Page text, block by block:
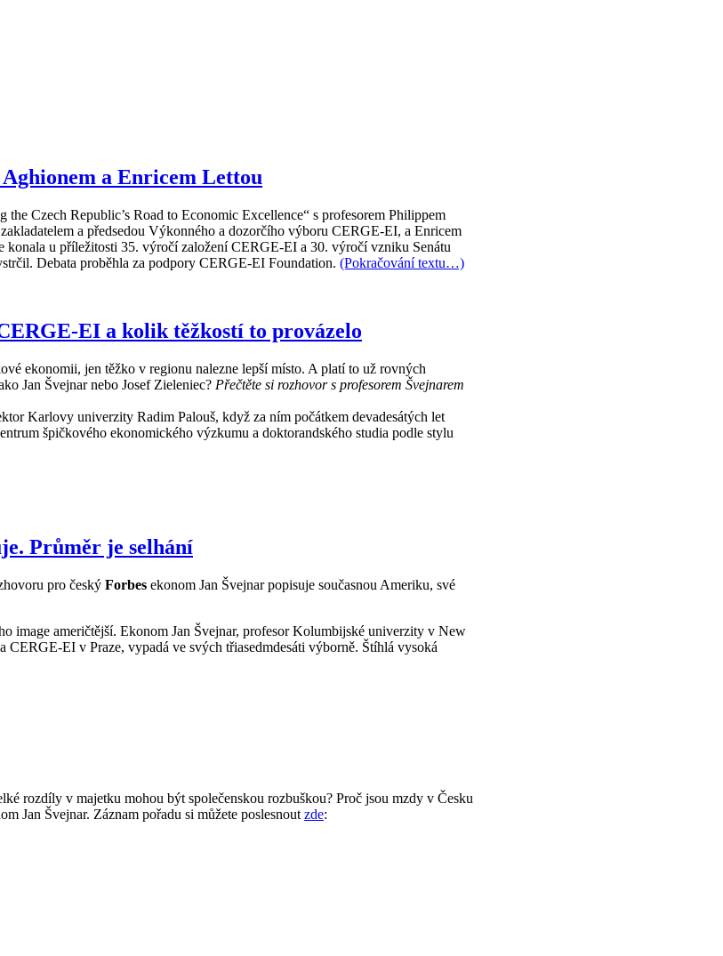
a Enricem Lettou
Czech Republic’s Road to Economic Excellence“ s profesorem Philippem
a předsedou Výkonného a dozorčího výboru CERGE-EI, a Enricem
u příležitosti 35. výročí založení CERGE-EI a 30. výročí vzniku Senátu
Debata proběhla za podpory CERGE-EI Foundation. (Pokračování textu…)
EI a kolik těžkostí to provázelo
ekonomii, jen těžko v regionu nalezne lepší místo. A platí to už rovných
Jan Švejnar nebo Josef Zieleniec? Přečtěte si rozhovor s profesorem Švejnarem
Karlovy univerzity Radim Palouš, když za ním počátkem devadesátých let
špičkového ekonomického výzkumu a doktorandského studia podle stylu
Průměr je selhání
pro český Forbes ekonom Jan Švejnar popisuje současnou Ameriku, své
image američtější. Ekonom Jan Švejnar, profesor Kolumbijské univerzity v New
EI v Praze, vypadá ve svých třiasedmdesáti výborně. Štíhlá vysoká
rozdíly v majetku mohou být společenskou rozbuškou? Proč jsou mzdy v Česku
Jan Švejnar. Záznam pořadu si můžete poslesnout zde: